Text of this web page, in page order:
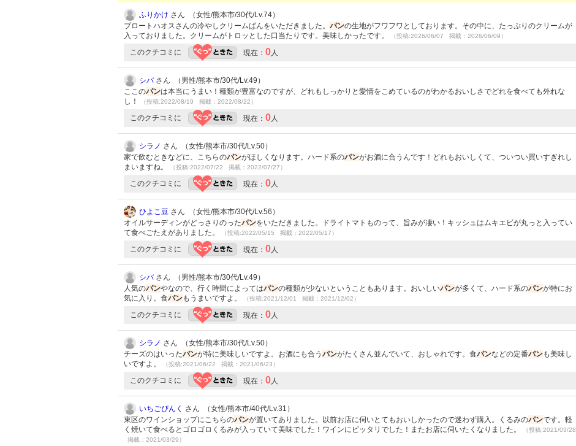
ふりかけ さん （女性/熊本市/30代/Lv.74）
ブロートハオスさんの冷やしクリームぱんをいただきました。 パンの生地がフワフワとしております。その中に、たっぷりのクリームが
入っておりました。クリームがトロッとした口当たりです。美味しかったです。
（投稿:2026/06/07 掲載：2026/06/09）
このクチコミに 現在： 0人
シバさん （男性/熊本市/30代/Lv.49）
ここのパンは本当にうまい！種類が豊富なのですが、どれもしっかりと愛情をこめているのがわかるおいしさでどれを食べても外れな
し！
（投稿:2022/08/19 掲載：2022/08/22）
このクチコミに 現在： 0人
シラノ さん （女性/熊本市/30代/Lv.50）
家で飲むときなどに、こちらのパンがほしくなります。ハード系のパンがお酒に合うんです！どれもおいしくて、ついつい買いすぎれし
まいますね。
（投稿:2022/07/22 掲載：2022/07/27）
このクチコミに 現在： 0人
ひよこ豆 さん （女性/熊本市/30代/Lv.56）
オイルサーディンがどっさりのったパンをいただきました。ドライトマトものって、旨みが凄い！キッシュはムキエビが丸っと入ってい
て食べごたえがありました。
（投稿:2022/05/15 掲載：2022/05/17）
このクチコミに 現在： 0人
シバさん （男性/熊本市/30代/Lv.49）
人気のパンやなので、行く時間によってはパンの種類が少ないということもあります。おいしいパンが多くて、ハード系のパンが特にお
気に入り。食パンもうまいですよ。 （投稿:2021/12/01 掲載：2021/12/02）
このクチコミに 現在： 0人
シラノ さん （女性/熊本市/30代/Lv.50）
チーズのはいったパンが特に美味しいですよ。お酒にも合う パンがたくさん並んでいて、おしゃれです。食パンなどの定番パンも美味し
いですよ。
（投稿:2021/06/22 掲載：2021/06/23）
このクチコミに 現在： 0人
いちごぴんく さん （女性/熊本市/40代/Lv.31）
東区のワインショップにこちらのパンが置いてありました。以前お店に伺いとてもおいしかったので迷わず購入。くるみのパンです。軽
く焼いて食べるとゴロゴロくるみが入っていて美味でした！ワインにピッタリでした！またお店に伺いたくなりました。
（投稿:2021/03/28
掲載：2021/03/29）